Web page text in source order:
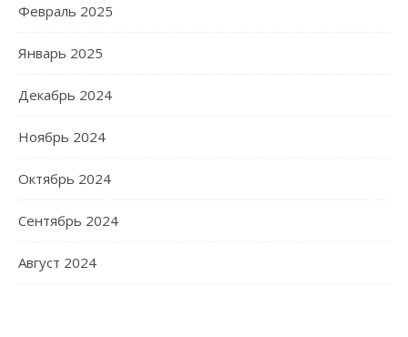
Февраль 2025
Январь 2025
Декабрь 2024
Ноябрь 2024
Октябрь 2024
Сентябрь 2024
Август 2024